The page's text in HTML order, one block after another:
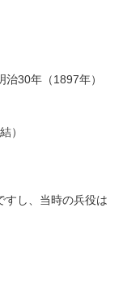
30年（1897年）
）
すし、当時の兵役は